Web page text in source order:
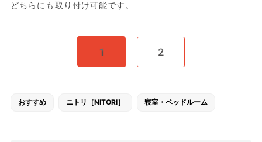
どちらにも取り付け可能です。
1 2
おすすめ ニトリ［NITORI］ 寝室・ベッドルーム